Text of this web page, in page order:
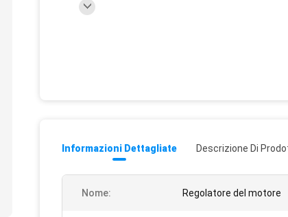
Informazioni Dettagliate Descrizione Di
Nome: Regolatore del motore